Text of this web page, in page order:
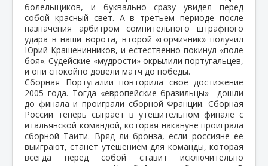
болельщиков, и буквально сразу увидел перед
собой красный свет. А в третьем периоде после
назначения арбитром сомнительного штрафного
удара в наши ворота, второй «горчичник» получил
Юрий Крашенинников, и естественно покинул «поле
боя». Судейские «мудрости» окрылили португальцев,
и они спокойно довели матч до победы.
Сборная Португалии повторила свое достижение
2005 года. Тогда «европейские бразильцы» дошли
до финала и проиграли сборной Франции. Сборная
России теперь сыграет в утешительном финале с
итальянской командой, которая накануне проиграла
сборной Таити. Вряд ли бронза, если россияне ее
выиграют, станет утешением для команды, которая
всегда перед собой ставит исключительно